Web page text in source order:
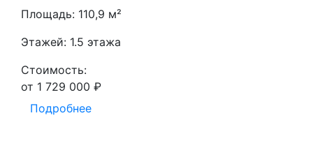
Площадь: 110,9 м²
Этажей: 1.5 этажа
Стоимость:
от 1 729 000 ₽
Подробнее